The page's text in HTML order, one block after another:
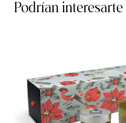
Podrían interesarte